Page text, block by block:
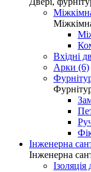
Вхідні
Арки (6)
Інженерна
Інженерна